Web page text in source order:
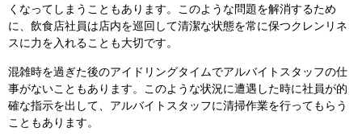
くなってしまうこともあります。このような問題を解消するため
に、飲食店社員は店内を巡回して清潔な状態を常に保つクレンリネ
スに力を入れることも大切です。
混雑時を過ぎた後のアイドリングタイムでアルバイトスタッフの仕
事がないこともあります。このような状況に遭遇した時に社員が的
確な指示を出して、アルバイトスタッフに清掃作業を行ってもらう
こともあります。